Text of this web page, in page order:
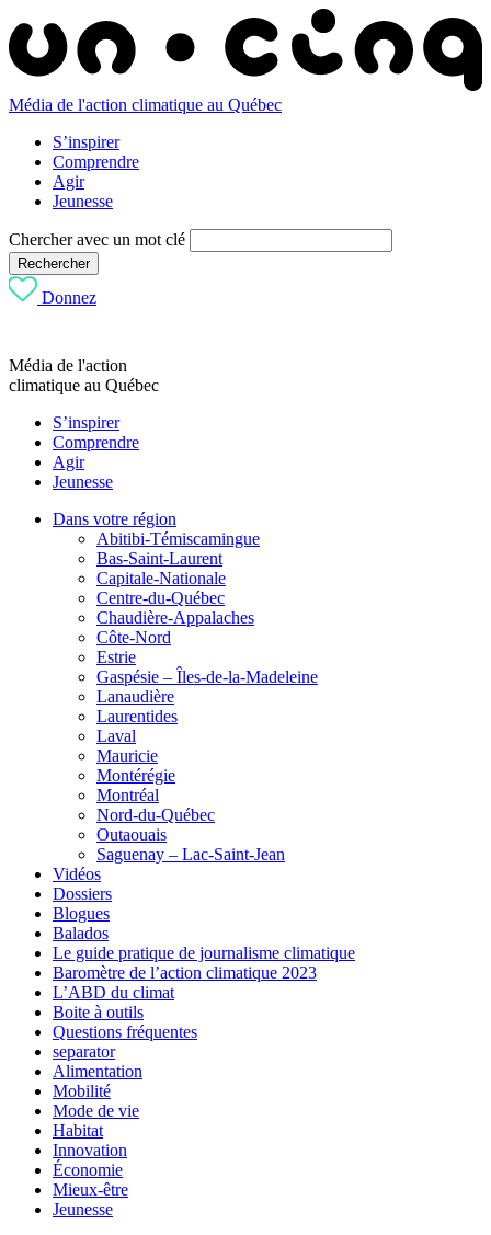
Média de l'action climatique au Québec
S’inspirer
Comprendre
Agir
Jeunesse
Chercher avec un mot clé
Rechercher
Donnez
Média de l'action
climatique au Québec
S’inspirer
Comprendre
Agir
Jeunesse
Dans votre région
Abitibi-Témiscamingue
Bas-Saint-Laurent
Capitale-Nationale
Centre-du-Québec
Chaudière-Appalaches
Côte-Nord
Estrie
Gaspésie – Îles-de-la-Madeleine
Lanaudière
Laurentides
Laval
Mauricie
Montérégie
Montréal
Nord-du-Québec
Outaouais
Saguenay – Lac-Saint-Jean
Vidéos
Dossiers
Blogues
Balados
Le guide pratique de journalisme climatique
Baromètre de l’action climatique 2023
L’ABD du climat
Boite à outils
Questions fréquentes
separator
Alimentation
Mobilité
Mode de vie
Habitat
Innovation
Économie
Mieux-être
Jeunesse